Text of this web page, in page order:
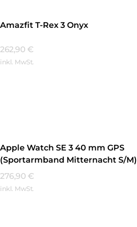
Amazfit T-Rex 3 Onyx
262,90 €
inkl. MwSt.
Apple Watch SE 3 40 mm GPS
(Sportarmband Mitternacht S/M)
Mitternacht
276,90 €
inkl. MwSt.